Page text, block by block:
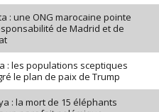
: une ONG marocaine pointe
de Madrid et de
: les populations sceptiques
le plan de paix de Trump
: la mort de 15 éléphants